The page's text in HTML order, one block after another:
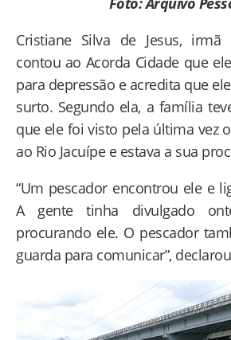
Cristiane Silva de Jesus, irmã
contou ao Acorda Cidade que
para depressão e acredita que
surto. Segundo ela, a família
que ele foi visto pela última vez
ao Rio Jacuípe e estava a sua
“Um pescador encontrou ele e
A gente tinha divulgado
procurando ele. O pescador
guarda para comunicar”,